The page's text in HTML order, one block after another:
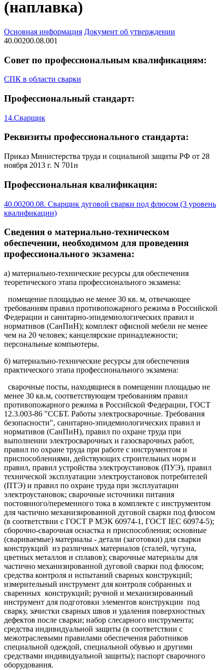
(наплавка)
Основная информация Документ об утверждении
40.00200.08.001
Совет по профессиональным квалификациям:
СПК в области сварки
Профессиональный стандарт:
14.Сварщик
Реквизиты профессионального стандарта:
Приказ Министерства труда и социальной защиты РФ от 28
ноября 2013 г. N 701н
Профессиональная квалификация:
40.00200.08. Сварщик дуговой сварки под флюсом (3 уровень
квалификации)
Сведения о материально-техническом
обеспечении, необходимом для проведения
профессионального экзамена:
а) материально-технические ресурсы для обеспечения
теоретического этапа профессионального экзамена:
помещение площадью не менее 30 кв. м, отвечающее
требованиям правил противопожарного режима в Российской
Федерации и санитарно-эпидемиологических правил и
нормативов (СанПиН); комплект офисной мебели не менее
чем на 20 человек; канцелярские принадлежности;
персональные компьютеры.
б) материально-технические ресурсы для обеспечения
практического этапа профессионального экзамена:
cварочные посты, находящиеся в помещении площадью не
менее 30 кв.м, соответствующем требованиям правил
противопожарного режима в Российской Федерации, ГОСТ
12.3.003-86 "ССБТ. Работы электросварочные. Требования
безопасности", санитарно-эпидемиологических правил и
нормативов (СанПиН), правил по охране труда при
выполнении электросварочных и газосварочных работ,
правил по охране труда при работе с инструментом и
приспособлениями, действующих строительных норм и
правил, правил устройства электроустановок (ПУЭ), правил
технической эксплуатации электроустановок потребителей
(ПТЭ) и правил по охране труда при эксплуатации
электроустановок; сварочные источники питания
постоянного/переменного тока в комплекте с инструментом
для частично механизированной дуговой сварки под флюсом
(в соответствии с ГОСТ Р МЭК 60974-1, ГОСТ IEC 60974-5);
сборочно-сварочная оснастка и приспособления; основные
(свариваемые) материалы - детали (заготовки) для сварки
конструкций из различных материалов (сталей, чугуна,
цветных металлов и сплавов); сварочные материалы для
частично механизированной дуговой сварки под флюсом;
средства контроля и испытаний сварных конструкций;
измерительный инструмент для контроля собранных и
сваренных конструкций; ручной и механизированный
инструмент для подготовки элементов конструкции под
сварку, зачистки сварных швов и удаления поверхностных
дефектов после сварки; набор слесарного инструмента;
средства индивидуальной защиты (в соответствии с
межотраслевыми правилами обеспечения работников
специальной одеждой, специальной обувью и другими
средствами индивидуальной защиты); паспорт сварочного
оборудования.